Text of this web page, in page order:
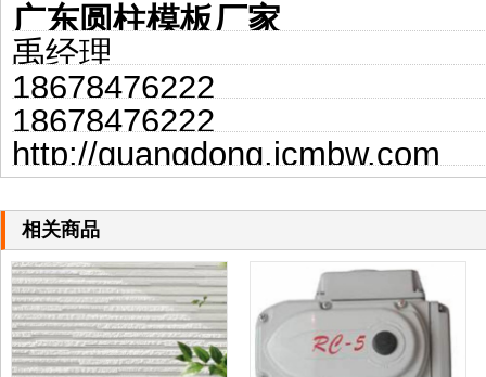
广东圆柱模板厂家
禹经理
18678476222
18678476222
http://guangdong.jcmbw.com
相关商品